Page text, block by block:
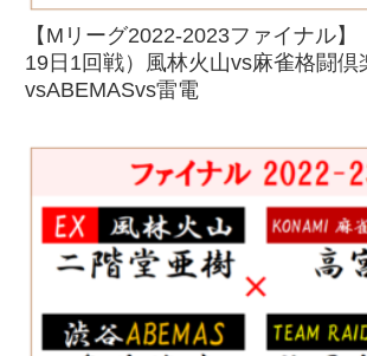
【Mリーグ2022-2023ファイナル】
19日1回戦）風林火山vs麻雀格闘倶
vsABEMASvs雷電